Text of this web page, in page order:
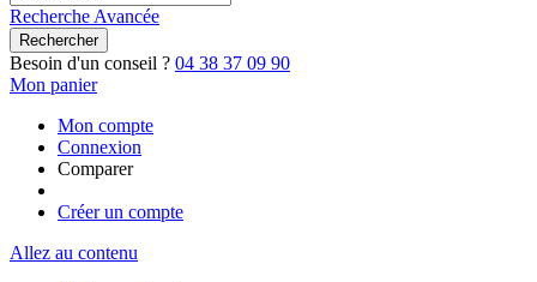
Recherche Avancée
Rechercher
Besoin d'un conseil ? 04 38 37 09 90
Mon panier
Mon compte
Connexion
Comparer
Créer un compte
Allez au contenu